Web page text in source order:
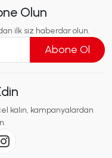
Olun
ilk siz haberdar olun.
Abone Ol
kalın, kampanyalardan